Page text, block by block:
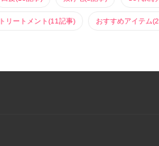
トリートメント(11記事) おすすめアイテム